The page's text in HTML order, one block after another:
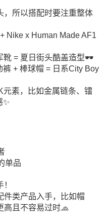
，所以搭配时要注重整体
Nike x Human Made AF1
靴 = 夏日街头酷盖造型🕶️
+ 棒球帽 = 日系City Boy
素，比如金属链条、镭
单品
件类产品入手，比如帽
高且不容易过时🧢